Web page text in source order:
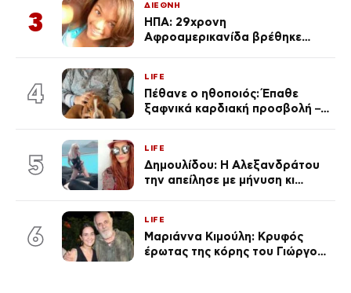
3
ΔΙΕΘΝΗ
ΗΠΑ: 29χρονη
Αφροαμερικανίδα βρέθηκε
4
LIFE
Πέθανε ο ηθοποιός: Έπαθε
ξαφνικά καρδιακή προσβολή – Η
5
LIFE
Δημουλίδου: Η Αλεξανδράτου
την απείλησε με μήνυση κι
ποια είσαι σοκαρίστικα»
6
LIFE
Μαριάννα Κιμούλη: Κρυφός
έρωτας της κόρης του Γιώργου,